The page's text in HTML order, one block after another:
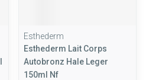
Esthederm
Esthederm Lait Corps
Autobronz Hale Leger
150ml Nf